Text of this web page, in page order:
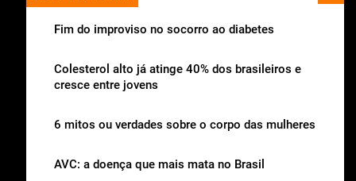
Fim do improviso no socorro ao diabetes
Colesterol alto já atinge 40% dos brasileiros e
cresce entre jovens
6 mitos ou verdades sobre o corpo das mulheres
AVC: a doença que mais mata no Brasil